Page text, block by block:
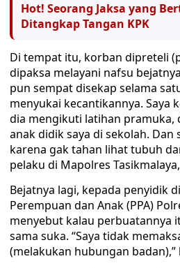
Hot! Seorang Jaksa yang
Ditangkap Tangan KPK
Di tempat itu, korban dipreteli
dipaksa melayani nafsu
pun sempat disekap selama
menyukai kecantikannya. Saya
dia mengikuti latihan pramuka,
anak didik saya di sekolah. Dan
karena gak tahan lihat tubuh
pelaku di Mapolres
Bejatnya lagi, kepada penyidik
Perempuan dan Anak (PPA)
menyebut kalau perbuatannya
sama suka. “Saya tidak
(melakukan hubungan badan),”